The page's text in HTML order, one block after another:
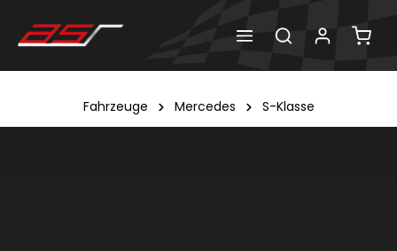
Fahrzeuge Mercedes S-Klasse